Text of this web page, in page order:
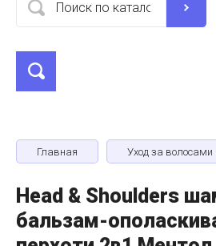
Главная Уход за волосами
Head & Shoulders
бальзам-